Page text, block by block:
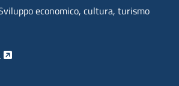
economico, cultura, turismo